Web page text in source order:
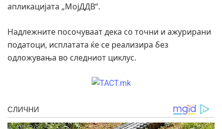
апликацијата „МојДДВ“.
Надлежните посочуваат дека со точни и ажурирани
податоци, исплатата ќе се реализира без
одложувања во следниот циклус.